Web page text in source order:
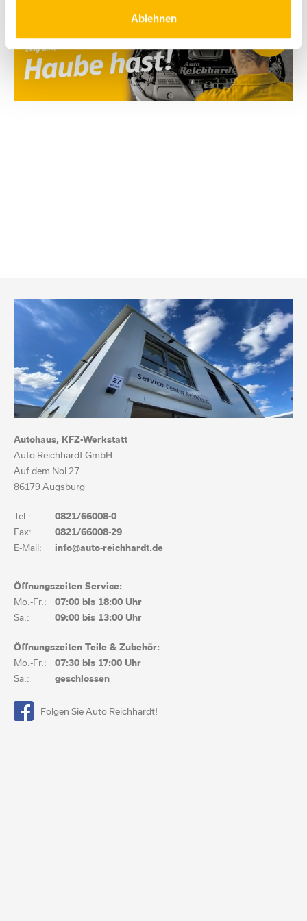
Ablehnen
Autohaus, KFZ-Werkstatt
Auto Reichhardt GmbH
Auf dem Nol 27
86179 Augsburg
Tel.:
0821/66008-0
Fax:
0821/66008-29
E-Mail:
info@auto-reichhardt.de
Öffnungszeiten Service:
Mo.-Fr.:
07:00 bis 18:00 Uhr
Sa.:
09:00 bis 13:00 Uhr
Öffnungszeiten Teile & Zubehör:
Mo.-Fr.:
07:30 bis 17:00 Uhr
Sa.:
geschlossen
Folgen Sie Auto Reichhardt!